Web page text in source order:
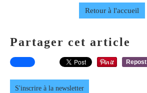
Retour à l'accueil
Partager cet article
Repost
S'inscrire à la newsletter